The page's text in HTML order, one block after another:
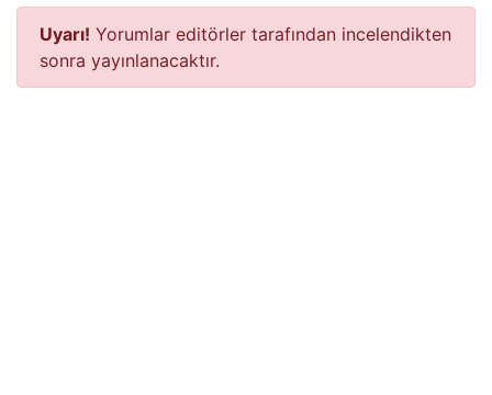
Uyarı! Yorumlar editörler tarafından incelendikten
sonra yayınlanacaktır.